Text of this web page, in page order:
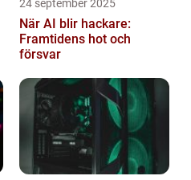
24 september 2025
När AI blir hackare:
Framtidens hot och
försvar